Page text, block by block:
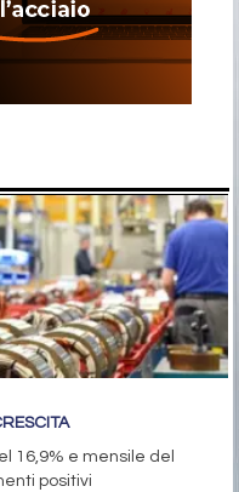
16,9% e mensile del
positivi